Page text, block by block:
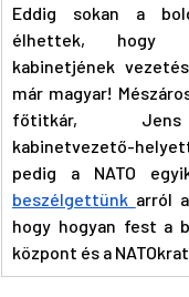
Eddig sokan a
élhettek, hogy
kabinetjének
már magyar!
főtitkár, Jens
kabinetvezető-
pedig a NATO
beszélgettünk arról
hogy hogyan fest a
központ és a